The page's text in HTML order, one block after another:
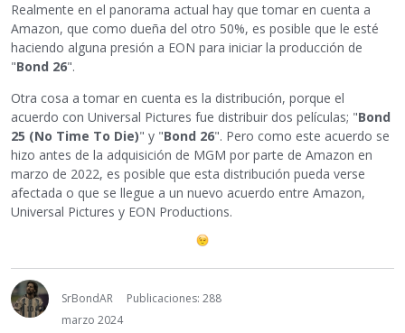
Realmente en el panorama actual hay que tomar en cuenta a
Amazon, que como dueña del otro 50%, es posible que le esté
haciendo alguna presión a EON para iniciar la producción de
"Bond 26".
Otra cosa a tomar en cuenta es la distribución, porque el
acuerdo con Universal Pictures fue distribuir dos películas; "Bond
25 (No Time To Die)" y "Bond 26". Pero como este acuerdo se
hizo antes de la adquisición de MGM por parte de Amazon en
marzo de 2022, es posible que esta distribución pueda verse
afectada o que se llegue a un nuevo acuerdo entre Amazon,
Universal Pictures y EON Productions.
SrBondAR
Publicaciones: 288
marzo 2024